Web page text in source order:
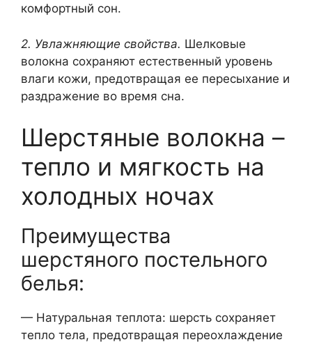
комфортный сон.
2. Увлажняющие свойства. Шелковые
волокна сохраняют естественный уровень
влаги кожи, предотвращая ее пересыхание и
раздражение во время сна.
Шерстяные волокна –
тепло и мягкость на
холодных ночах
Преимущества
шерстяного постельного
белья:
— Натуральная теплота: шерсть сохраняет
тепло тела, предотвращая переохлаждение